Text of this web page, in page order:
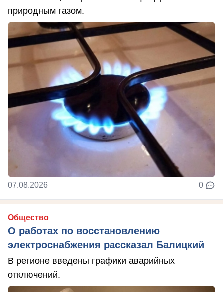
природным газом.
07.08.2026 0
Общество
О работах по восстановлению
электроснабжения рассказал Балицкий
В регионе введены графики аварийных
отключений.